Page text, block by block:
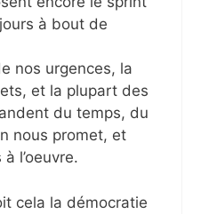
à bout de
nos urgences, la
et la plupart des
du temps, du
nous promet, et
l’oeuvre.
cela la démocratie